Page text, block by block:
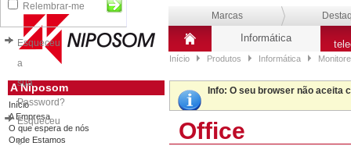
Relembrar-me
Esqueceu
a
sua
Password?
Esqueceu
o
Marcas
Informática
Início Produtos Informática
A Niposom
Início
A Empresa
O que espera de nós
Onde Estamos
Info: O seu browser não aceita
Office